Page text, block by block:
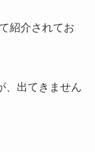
紹介されてお
、出てきません